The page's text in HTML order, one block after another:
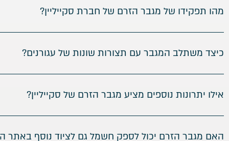
מהו תפקידו של מגבר הזרם של חברת סקייליין?
כיצד משתלב המגבר עם תצורות שונות של עגורנים?
אילו יתרונות נוספים מציע מגבר הזרם של סקייליין?
האם מגבר הזרם יכול לספק חשמל גם לציוד נוסף באתר